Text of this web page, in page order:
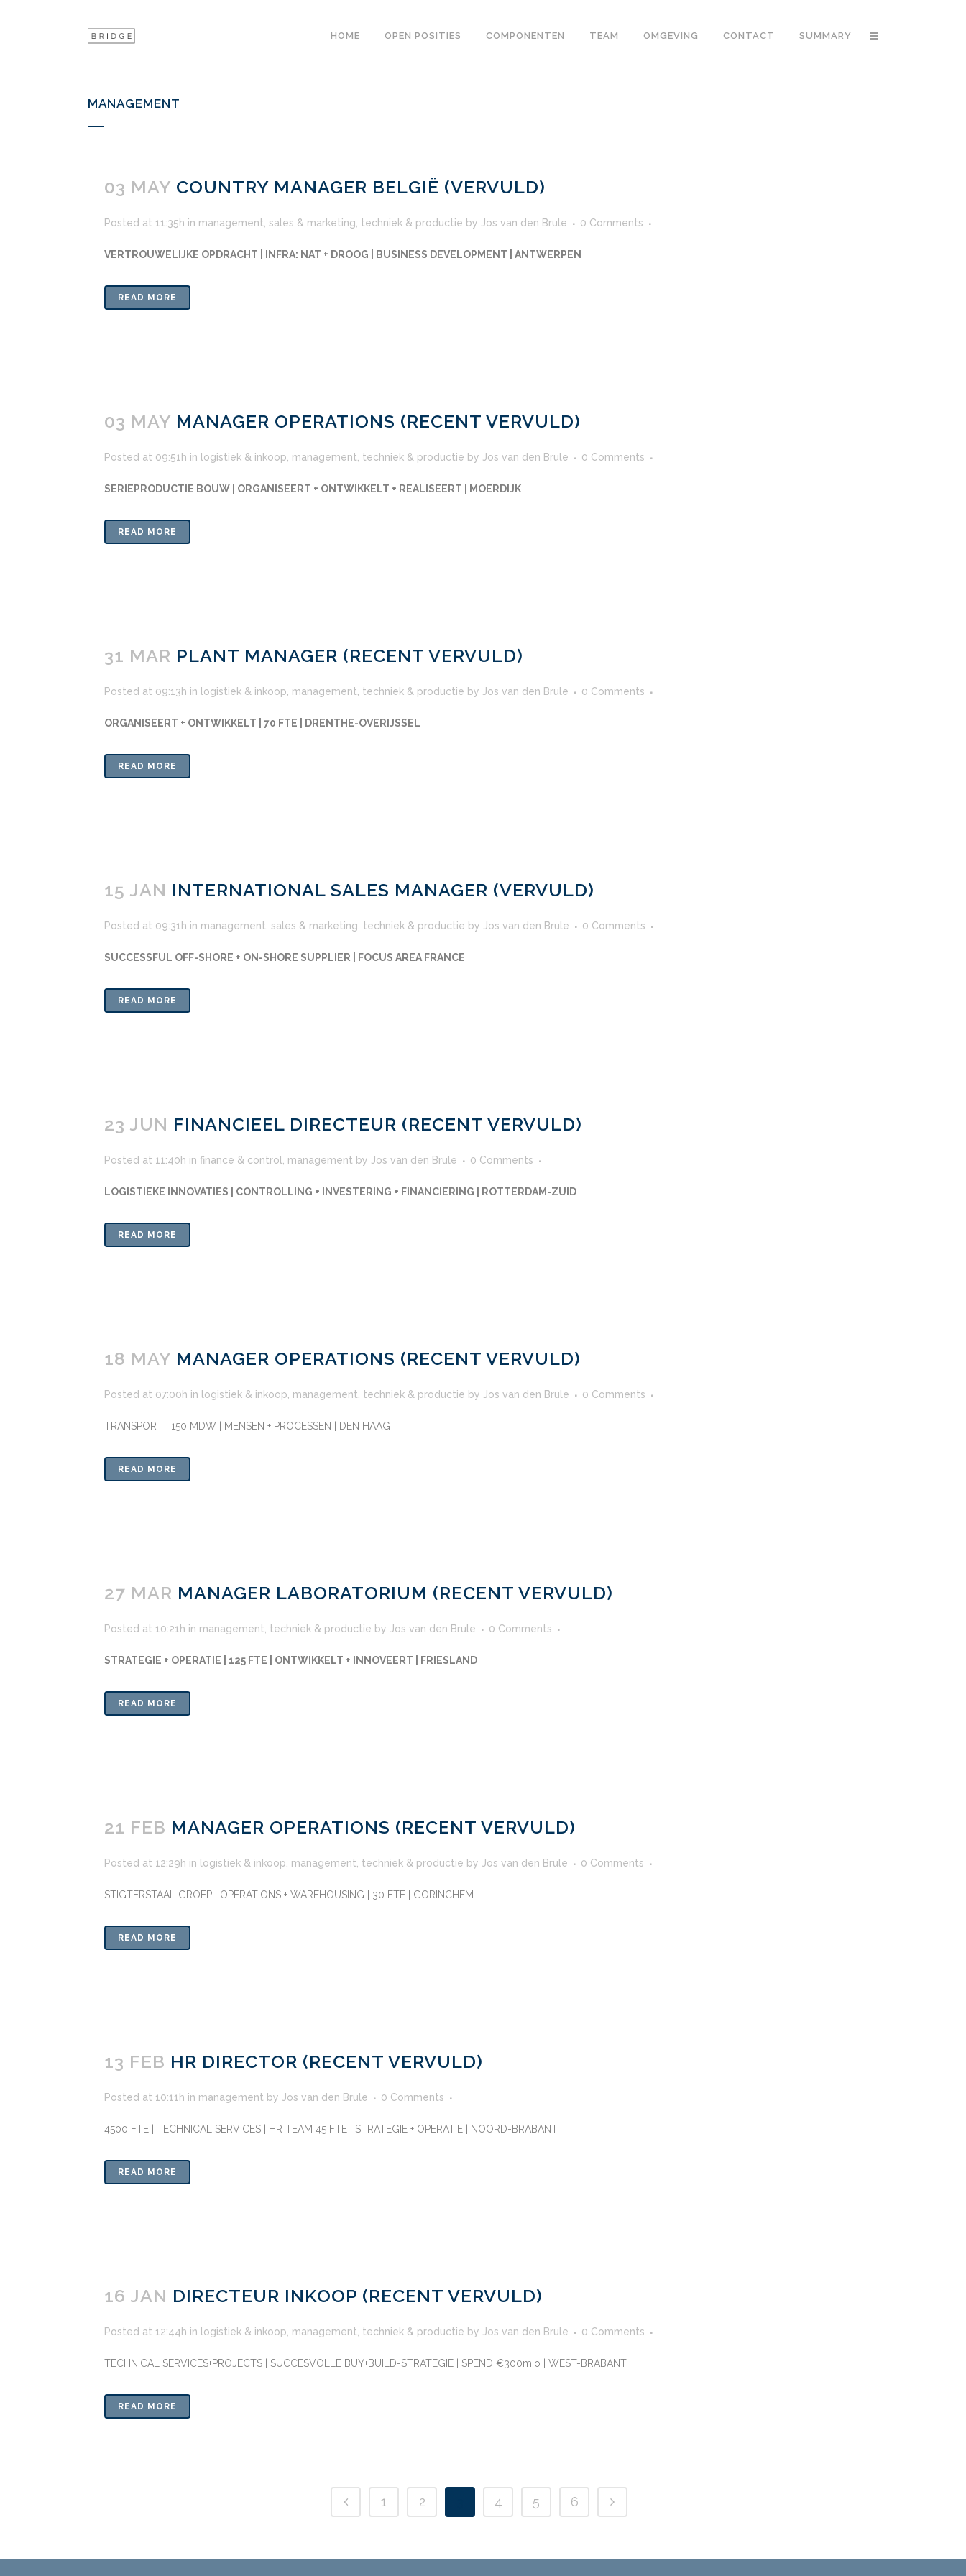
HOME OPEN POSITIES COMPONENTEN TEAM OMGEVING CONTACT SUMMARY
MANAGEMENT
03 MAY COUNTRY MANAGER BELGIË (VERVULD)
Posted at 11:35h in management sales & marketing techniek & productie by Jos van den Brule 0 Comments
VERTROUWELIJKE OPDRACHT | INFRA: NAT + DROOG | BUSINESS DEVELOPMENT | ANTWERPEN
READ MORE
03 MAY MANAGER OPERATIONS (RECENT VERVULD)
Posted at 09:51h in logistiek & inkoop management techniek & productie by Jos van den Brule 0 Comments
SERIEPRODUCTIE BOUW | ORGANISEERT + ONTWIKKELT + REALISEERT | MOERDIJK
READ MORE
31 MAR PLANT MANAGER (RECENT VERVULD)
Posted at 09:13h in logistiek & inkoop management techniek & productie by Jos van den Brule 0 Comments
ORGANISEERT + ONTWIKKELT | 70 FTE | DRENTHE-OVERIJSSEL
READ MORE
15 JAN INTERNATIONAL SALES MANAGER (VERVULD)
Posted at 09:31h in management sales & marketing techniek & productie by Jos van den Brule 0 Comments
SUCCESSFUL OFF-SHORE + ON-SHORE SUPPLIER | FOCUS AREA FRANCE
READ MORE
23 JUN FINANCIEEL DIRECTEUR (RECENT VERVULD)
Posted at 11:40h in finance & control management by Jos van den Brule 0 Comments
LOGISTIEKE INNOVATIES | CONTROLLING + INVESTERING + FINANCIERING | ROTTERDAM-ZUID
READ MORE
18 MAY MANAGER OPERATIONS (RECENT VERVULD)
Posted at 07:00h in logistiek & inkoop management techniek & productie by Jos van den Brule 0 Comments
TRANSPORT | 150 MDW | MENSEN + PROCESSEN | DEN HAAG
READ MORE
27 MAR MANAGER LABORATORIUM (RECENT VERVULD)
Posted at 10:21h in management techniek & productie by Jos van den Brule 0 Comments
STRATEGIE + OPERATIE | 125 FTE | ONTWIKKELT + INNOVEERT | FRIESLAND
READ MORE
21 FEB MANAGER OPERATIONS (RECENT VERVULD)
Posted at 12:29h in logistiek & inkoop management techniek & productie by Jos van den Brule 0 Comments
STIGTERSTAAL GROEP | OPERATIONS + WAREHOUSING | 30 FTE | GORINCHEM
READ MORE
13 FEB HR DIRECTOR (RECENT VERVULD)
Posted at 10:11h in management by Jos van den Brule 0 Comments
4500 FTE | TECHNICAL SERVICES | HR TEAM 45 FTE | STRATEGIE + OPERATIE | NOORD-BRABANT
READ MORE
16 JAN DIRECTEUR INKOOP (RECENT VERVULD)
Posted at 12:44h in logistiek & inkoop management techniek & productie by Jos van den Brule 0 Comments
TECHNICAL SERVICES+PROJECTS | SUCCESVOLLE BUY+BUILD-STRATEGIE | SPEND €300mio | WEST-BRABANT
READ MORE
1 2 4 5 6